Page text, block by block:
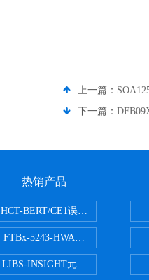
上一篇：
下一篇：
热销产品
HCT-BERT/CE1误码测试仪
FTBx-5243-HWA光谱分析仪
LIBS-INSIGHT元素光谱分析仪